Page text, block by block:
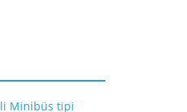
Minibüs tipi